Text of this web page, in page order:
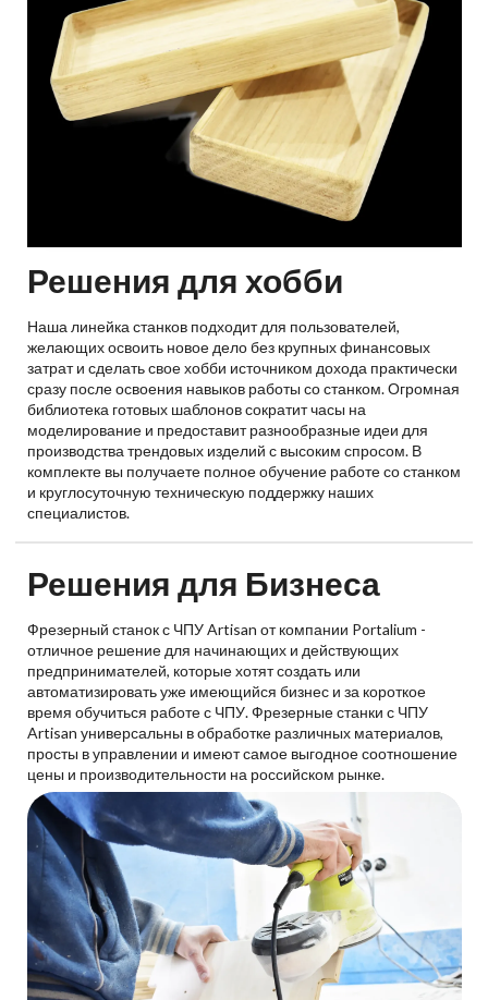
Решения для хобби
Наша линейка станков подходит для пользователей,
желающих освоить новое дело без крупных финансовых
затрат и сделать свое хобби источником дохода практически
сразу после освоения навыков работы со станком. Огромная
библиотека готовых шаблонов сократит часы на
моделирование и предоставит разнообразные идеи для
производства трендовых изделий с высоким спросом. В
комплекте вы получаете полное обучение работе со станком
и круглосуточную техническую поддержку наших
специалистов.
Решения для Бизнеса
Фрезерный станок с ЧПУ Artisan от компании Portalium -
отличное решение для начинающих и действующих
предпринимателей, которые хотят создать или
автоматизировать уже имеющийся бизнес и за короткое
время обучиться работе с ЧПУ. Фрезерные станки с ЧПУ
Artisan универсальны в обработке различных материалов,
просты в управлении и имеют самое выгодное соотношение
цены и производительности на российском рынке.